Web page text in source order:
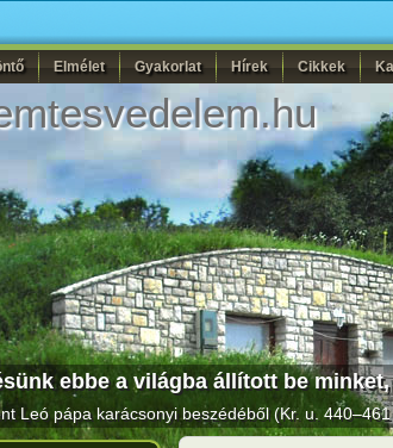
Elmélet Gyakorlat Hírek Cikkek
ebbe a világba állított be
Leó pápa karácsonyi beszédéből (Kr. u.